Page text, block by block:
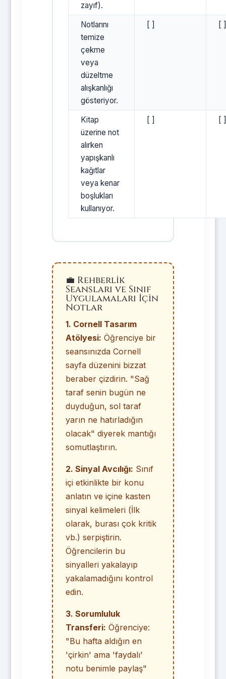
zayıf).
Notlarını
temize
çekme
veya
düzeltme
alışkanlığı
gösteriyor.
[ ] [ ]
Kitap
üzerine not
alırken
yapışkanlı
kağıtlar
veya kenar
boşlukları
kullanıyor.
[ ] [ ]
💼 Rehberlik
Seansları ve Sınıf
Uygulamaları İçin
Notlar
1. Cornell Tasarım
Atölyesi: Öğrenciye bir
seansınızda Cornell
sayfa düzenini bizzat
beraber çizdirin. "Sağ
taraf senin bugün ne
duyduğun, sol taraf
yarın ne hatırladığın
olacak" diyerek mantığı
somutlaştırın.
2. Sinyal Avcılığı: Sınıf
içi etkinlikte bir konu
anlatın ve içine kasten
sinyal kelimeleri (İlk
olarak, burası çok kritik
vb.) serpiştirin.
Öğrencilerin bu
sinyalleri yakalayıp
yakalamadığını kontrol
edin.
3. Sorumluluk
Transferi: Öğrenciye:
"Bu hafta aldığın en
'çirkin' ama 'faydalı'
notu benimle paylaş"